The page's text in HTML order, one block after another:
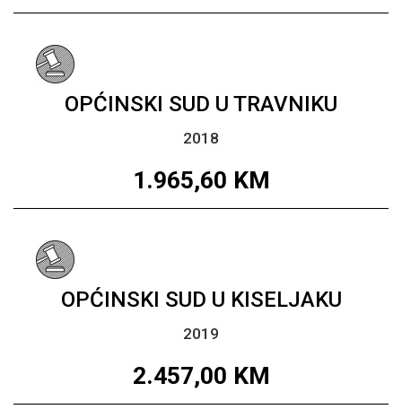
OPĆINSKI SUD U TRAVNIKU
2018
1.965,60 KM
OPĆINSKI SUD U KISELJAKU
2019
2.457,00 KM